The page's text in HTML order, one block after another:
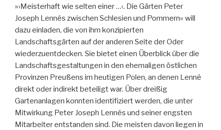
»›Meisterhaft wie selten einer …‹. Die Gärten Peter
Joseph Lennés zwischen Schlesien und Pommern« will
dazu einladen, die von ihm konzipierten
Landschaftsgärten auf der anderen Seite der Oder
wiederzuentdecken. Sie bietet einen Überblick über die
Landschaftsgestaltungen in den ehemaligen östlichen
Provinzen Preußens im heutigen Polen, an denen Lenné
direkt oder indirekt beteiligt war. Über dreißig
Gartenanlagen konnten identifiziert werden, die unter
Mitwirkung Peter Joseph Lennés und seiner engsten
Mitarbeiter entstanden sind. Die meisten davon liegen in